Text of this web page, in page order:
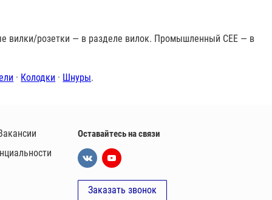
вилки/розетки — в разделе вилок. Промышленный CEE — в
· Колодки · Шнуры.
Оставайтесь на связи
Заказать звонок